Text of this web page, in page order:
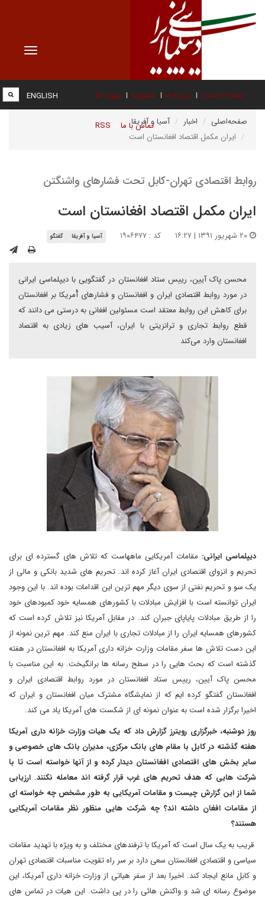
Toggle
صفحه نخست درباره ما عضویت پیوند ها
تماس با ما RSS
ENGLISH
صفحه‌اصلی اخبار
آسیا و آفریقا
ایران مکمل اقتصاد افغانستان است
روابط اقتصادی تهران-کابل تحت فشارهای واشنگتن
ایران مکمل اقتصاد افغانستان است
کد : ۱۹۰۶۴۷۷ آسیا و آفریقا گفتگو
محسن پاک آیین،‌ رییس ستاد افغانستان در گفتگویی با دیپلماسی ایرانی‌
در مورد روابط اقتصادی ایران و افغانستان و فشارهای آْمریکا بر افغانستان
برای کاهش این روابط معتقد است مسئولین افغانی به درستی می دانند که
قطع روابط تجاری و ترانزیتی با ایران، آسیب‌ های زیادی به اقتصاد
افغانستان وارد می‌کند
دیپلماسی ایرانی: مقامات آمریکایی ماههاست که تلاش های گسترده ای برای
تحریم و انزوای اقتصادی ایران آغاز کرده اند. تحریم های شدید بانکی و مالی از
یک سو و تحریم نفتی از سوی دیگر مهم ترین این اقدامات بوده اند. با این وجود
ایران توانسته است با افزایش مبادلات با کشورهای همسایه خود کمبودهای خود
را از طریق مبادلات پایاپای جبران کند. در مقابل آمریکا نیز تلاش کرده است که
کشورهای همسایه ایران را از مبادلات تجاری با ایران منع کند. مهم ترین نمونه از
این دست تلاش ها سفر مقامات وزارت خزانه داری آمریکا به افغانستان در هفته
گذشته است که بحث هایی را در سطح رسانه ها برانگیخت. به این مناسبت با
محسن پاک آیین، رییس ستاد افغانستان در مورد روابط اقتصادی ایران و
افغانستان گفتگو کرده ایم که از نمایشگاه مشترک میان افغانستان و ایران که
اخیرا برگزار شده است به عنوان نمونه ای از شکست های آمریکا یاد می کند.
روز دوشنبه، خبرگزاری رویترز گزارش داد که یک هیات وزارت خزانه داری آمریکا
هفته گذشته در کابل با مقام های بانک مرکزی، مدیران بانک های خصوصی و
سایر بخش های اقتصادی افغانستان دیدار کرده و از آنها خواسته است تا با
شرکت هایی که هدف تحریم های غرب قرار گرفته اند معامله نکنند. ارزیابی
شما از این گزارش چیست و مقامات آمریکایی به طور مشخص چه خواسته ای
از مقامات افغان داشته اند؟ چه شرکت هایی منظور نظر مقامات آمریکایی
هستند؟
قریب به یک سال است که آمریکا با ترفندهای مختلف و به ویژه با تهدید مقامات
سیاسی و اقتصادی افغانستان سعی دارد بر سر راه تقویت مناسبات اقتصادی تهران
و کابل مانع ایجاد کند. اخیرا بعد از سفر هیاتی از وزارت خزانه داری آمریکا، این
موضوع رسانه ای شد و واکنش هائی را در پی داشت. این هیات در تماس های